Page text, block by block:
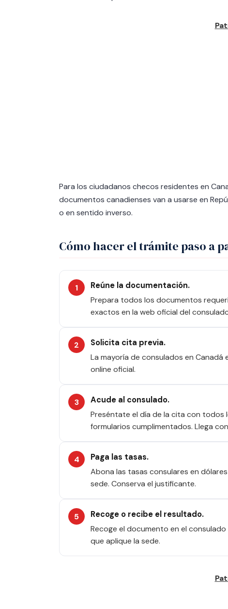
Para los ciudadanos checos residentes en
documentos canadienses van a usarse en
o en sentido inverso.
Cómo hacer el trámite paso a
Reúne la documentación.
Prepara todos los documentos
exactos en la web oficial del
Solicita cita previa.
La mayoría de consulados en
online oficial.
Acude al consulado.
Preséntate el día de la cita con todos
formularios cumplimentados. Llega
Paga las tasas.
Abona las tasas consulares en
sede. Conserva el justificante.
Recoge o recibe el resultado.
Recoge el documento en el
que aplique la sede.